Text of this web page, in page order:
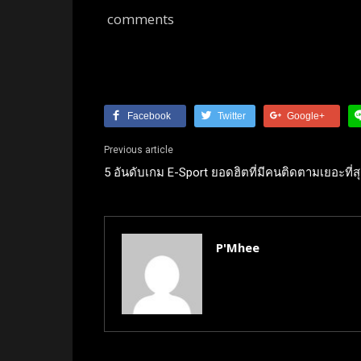
comments
Facebook Twitter Google+
Previous article
5 อันดับเกม E-Sport ยอดฮิตที่มีคนติดตามเยอะที่
P'Mhee